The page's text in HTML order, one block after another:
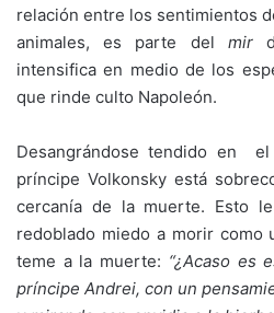
relación entre los sentimientos
animales, es parte del mir
intensifica en medio de los
que rinde culto Napoleón.
Desangrándose tendido en
príncipe Volkonsky está
cercanía de la muerte. Esto
redoblado miedo a morir como
teme a la muerte: “¿Acaso es
príncipe Andrei, con un